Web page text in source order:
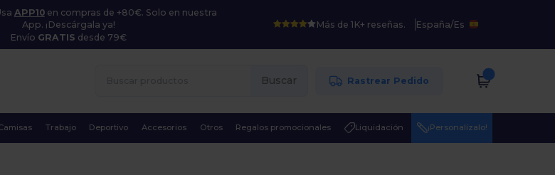
APP10en compras de +80€. Solo en nuestra
App. ¡Descárgala ya!
Envío GRATIS desde 79€
Más de 1K+ reseñas. España/Es
Buscar Rastrear Pedido
Trabajo Deportivo Accesorios Otros Regalos promocionales Liquidación ¡Personalízalo!